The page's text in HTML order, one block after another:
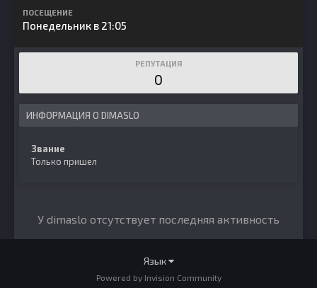
ПОСЕЩЕНИЕ
Понедельник в 21:05
РЕПУТАЦИЯ
0
ИНФОРМАЦИЯ О DIMASLO
Звание
Только пришел
У dimaslo отсутствует последняя активность
Язык
Powered by Invision Community